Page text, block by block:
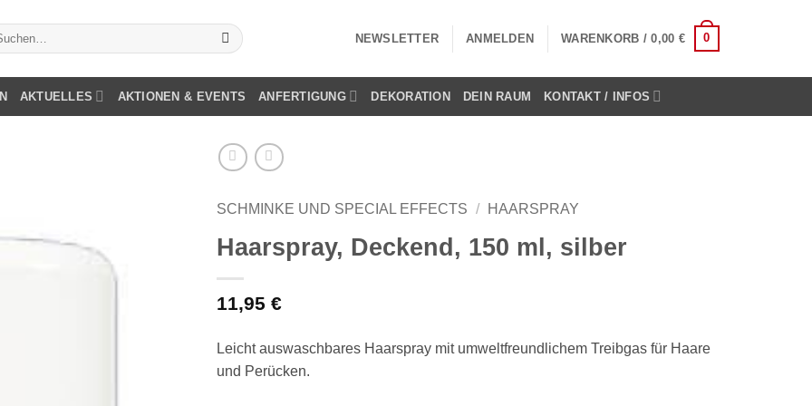
NEWSLETTER ANMELDEN WARENKORB /0,00 € 0
AKTUELLES AKTIONEN & EVENTS ANFERTIGUNG DEKORATION DEIN RAUM KONTAKT / INFOS
SCHMINKE UND SPECIAL EFFECTS / HAARSPRAY
Haarspray, Deckend, 150 ml, silber
11,95 €
Leicht auswaschbares Haarspray mit umweltfreundlichem Treibgas für Haare
und Perücken.